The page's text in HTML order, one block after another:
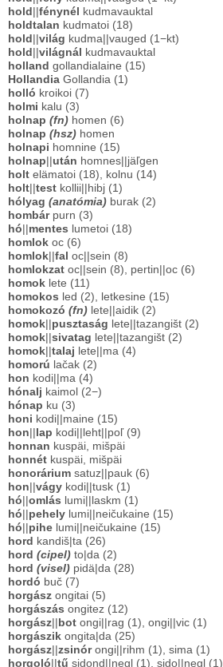
hold
fénynél
kudmavauktal
holdtalan kudmatoi (18)
hold
világ kudma||vauged (1−kt)
hold
világnál
kudmavauktal
holland gollandialaine (15)
Hollandia Gollandia (1)
holló kroikoi (7)
holmi kalu (3)
holnap (fn) homen (6)
holnap (hsz) homen
holnapi homnine (15)
holnap
után homnes||jäľgen
holt elämatoi (18), kolnu (14)
holt test kollii||hibj (1)
hólyag (anatómia) burak (2)
hombár purn (3)
hó
mentes lumetoi (18)
homlok oc (6)
homlok fal oc||sein (8)
homlokzat oc||sein (8), pertin||oc (6)
homok lete (11)
homokos led (2), letkesine (15)
homokozó (fn) lete||aidik (2)
homok pusztaság lete||tazangišt (2)
homok sivatag lete||tazangišt (2)
homok talaj lete||ma (4)
homorú lačak (2)
hon kodi||ma (4)
hónalj kaimol (2−)
hónap ku (3)
honi kodi||maine (15)
hon
lap kodi||leht||poľ (9)
honnan kuspäi, mišpäi
honnét kuspäi, mišpäi
honorárium satuz||pauk (6)
hon vágy kodi||tusk (1)
hó omlás lumi||laskm (1)
hó
pehely lumi||neičukaine (15)
hó
pihe lumi||neičukaine (15)
hord kandiš|ta (26)
hord (cipel) to|da (2)
hord (visel) pidä|da (28)
hordó buč (7)
horgász ongitai (5)
horgászás ongitez (12)
horgász
bot ongi||rag (1), ongi||vic (1)
horgászik ongita|da (25)
horgász zsinór ongi||rihm (1), sima (1)
horgoló tű sidond||negl (1), sido||negl (1)